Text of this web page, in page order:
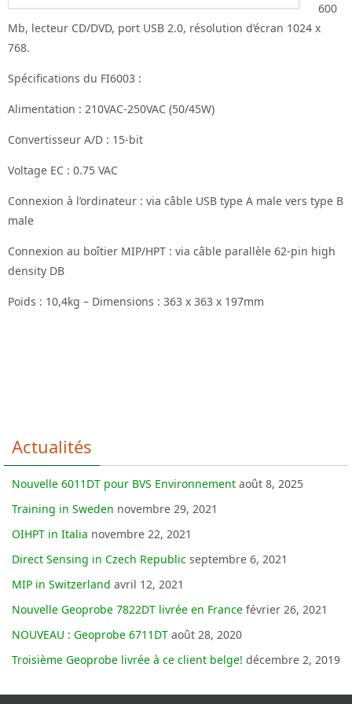
600
Mb, lecteur CD/DVD, port USB 2.0, résolution d’écran 1024 x
768.
Spécifications du FI6003 :
Alimentation : 210VAC-250VAC (50/45W)
Convertisseur A/D : 15-bit
Voltage EC : 0.75 VAC
Connexion à l’ordinateur : via câble USB type A male vers type B
male
Connexion au boîtier MIP/HPT : via câble parallèle 62-pin high
density DB
Poids : 10,4kg – Dimensions : 363 x 363 x 197mm
Actualités
Nouvelle 6011DT pour BVS Environnement août 8, 2025
Training in Sweden novembre 29, 2021
OIHPT in Italia novembre 22, 2021
Direct Sensing in Czech Republic septembre 6, 2021
MIP in Switzerland avril 12, 2021
Nouvelle Geoprobe 7822DT livrée en France février 26, 2021
NOUVEAU : Geoprobe 6711DT août 28, 2020
Troisième Geoprobe livrée à ce client belge! décembre 2, 2019